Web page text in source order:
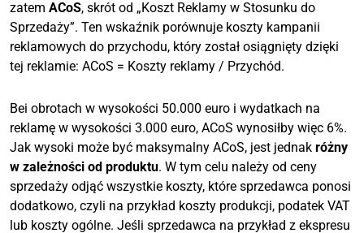
zatem ACoS, skrót od „Koszt Reklamy w Stosunku do
Sprzedaży”. Ten wskaźnik porównuje koszty kampanii
reklamowych do przychodu, który został osiągnięty dzięki
tej reklamie: ACoS = Koszty reklamy / Przychód.
Bei obrotach w wysokości 50.000 euro i wydatkach na
reklamę w wysokości 3.000 euro, ACoS wynosiłby więc 6%.
Jak wysoki może być maksymalny ACoS, jest jednak różny
w zależności od produktu. W tym celu należy od ceny
sprzedaży odjąć wszystkie koszty, które sprzedawca ponosi
dodatkowo, czyli na przykład koszty produkcji, podatek VAT
lub koszty ogólne. Jeśli sprzedawca na przykład z ekspresu